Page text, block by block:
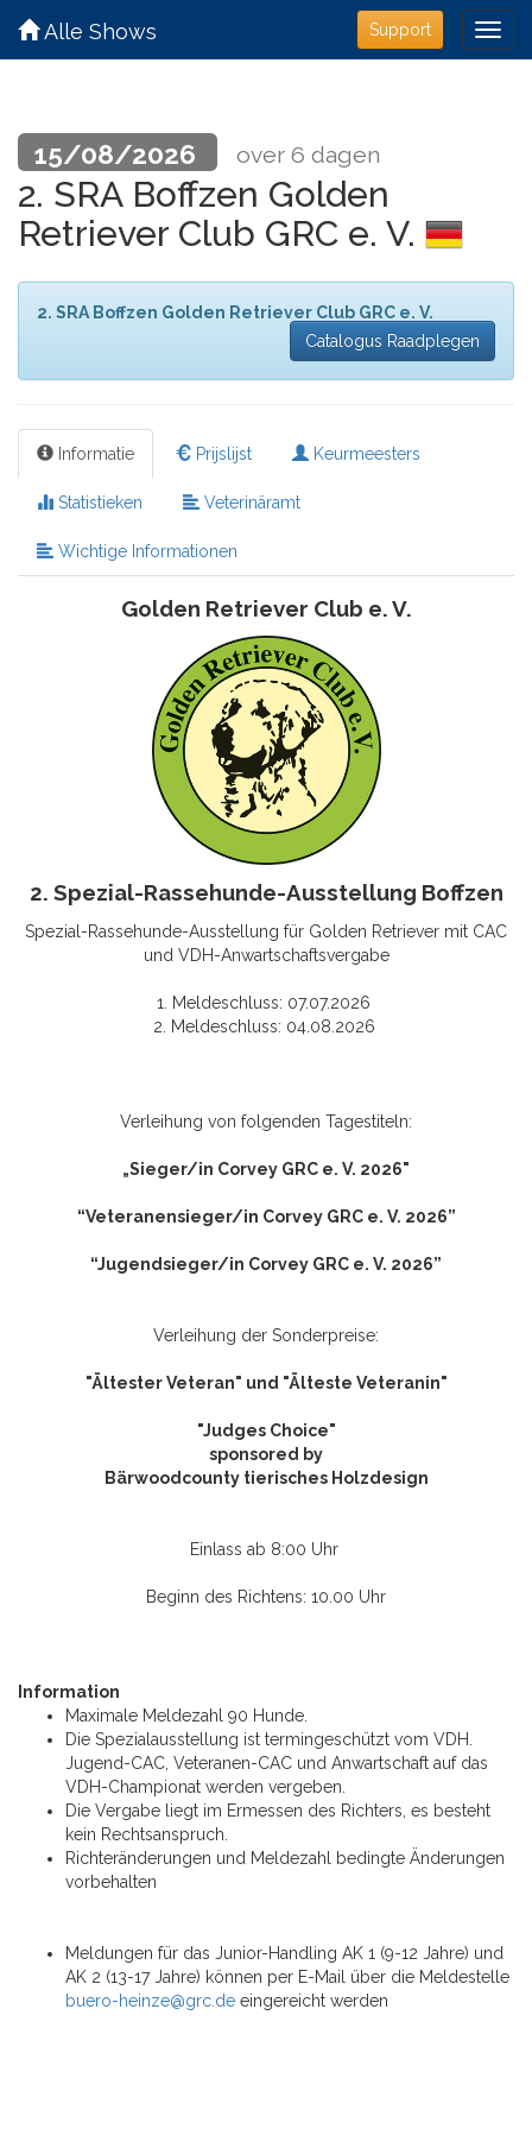
Support
Alle Shows
15/08/2026 over 6 dagen
2. SRA Boffzen Golden
Retriever Club GRC e. V.
2. SRA Boffzen Golden Retriever Club GRC e. V.
Catalogus Raadplegen
Informatie Prijslijst Keurmeesters
Statistieken Veterinäramt
Wichtige Informationen
Golden Retriever Club e. V.
2. Spezial-Rassehunde-Ausstellung Boffzen
Spezial-Rassehunde-Ausstellung für Golden Retriever mit CAC
und VDH-Anwartschaftsvergabe
1. Meldeschluss: 07.07.2026
2. Meldeschluss: 04.08.2026
Verleihung von folgenden Tagestiteln:
„Sieger/in Corvey GRC e. V. 2026"
“Veteranensieger/in Corvey GRC e. V. 2026”
“Jugendsieger/in Corvey GRC e. V. 2026”
Verleihung der Sonderpreise:
"Ältester Veteran" und "Älteste Veteranin"
"Judges Choice"
sponsored by
Bärwoodcounty tierisches Holzdesign
Einlass ab 8:00 Uhr
Beginn des Richtens: 10.00 Uhr
Information
Maximale Meldezahl 90 Hunde.
Die Spezialausstellung ist termingeschützt vom VDH.
Jugend-CAC, Veteranen-CAC und Anwartschaft auf das
VDH-Championat werden vergeben.
Die Vergabe liegt im Ermessen des Richters, es besteht
kein Rechtsanspruch.
Richteränderungen und Meldezahl bedingte Änderungen
vorbehalten
Meldungen für das Junior-Handling AK 1 (9-12 Jahre) und
AK 2 (13-17 Jahre) können per E-Mail über die Meldestelle
buero-heinze@grc.de eingereicht werden